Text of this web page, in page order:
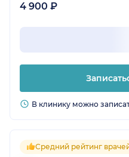
4 900 ₽
В клинику можно
Средний рейтинг